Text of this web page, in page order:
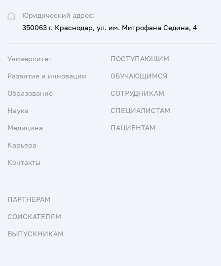
Юридический адрес:
350063 г. Краснодар, ул. им. Митрофана Седина, 4
Университет
Развитие и инновации
Образование
Наука
Медицина
Карьера
Контакты
ПОСТУПАЮЩИМ
ОБУЧАЮЩИМСЯ
СОТРУДНИКАМ
СПЕЦИАЛИСТАМ
ПАЦИЕНТАМ
ПАРТНЕРАМ
СОИСКАТЕЛЯМ
ВЫПУСКНИКАМ